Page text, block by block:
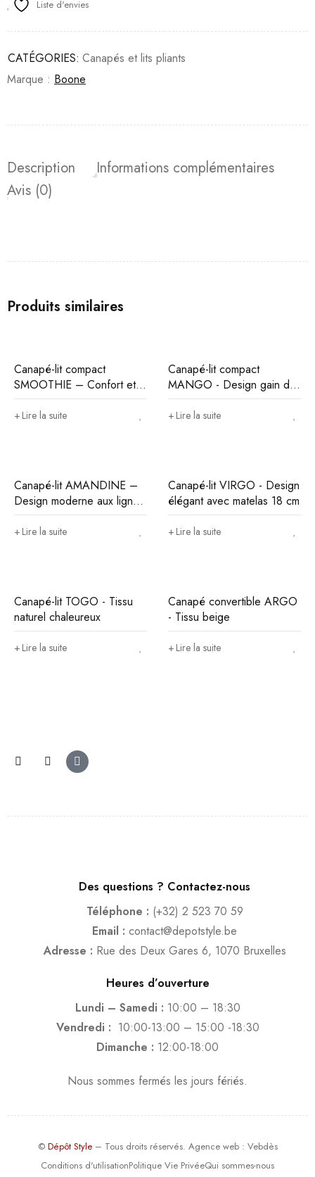
Liste d'envies
CATÉGORIES: Canapés et lits pliants
Marque : Boone
Description
Informations complémentaires
Avis (0)
Produits similaires
Canapé-lit compact
SMOOTHIE – Confort et
gain d’espace
Lire la suite
Canapé-lit compact
MANGO - Design gain de
place
Lire la suite
Canapé-lit AMANDINE –
Design moderne aux lignes
épurées
Lire la suite
Canapé-lit VIRGO - Design
élégant avec matelas 18 cm
Lire la suite
Canapé-lit TOGO - Tissu
naturel chaleureux
Lire la suite
Canapé convertible ARGO
- Tissu beige
Lire la suite
Des questions ? Contactez-nous
Téléphone : (+32) 2 523 70 59
Email : contact@depotstyle.be
Adresse : Rue des Deux Gares 6, 1070 Bruxelles
Heures d’ouverture
Lundi – Samedi : 10:00 – 18:30
Vendredi : 10:00-13:00 – 15:00 -18:30
Dimanche : 12:00-18:00
Nous sommes fermés les jours fériés.
© Dépôt Style– Tous droits réservés. Agence web: Vebdès
Conditions d'utilisationPolitique Vie PrivéeQui sommes-nous